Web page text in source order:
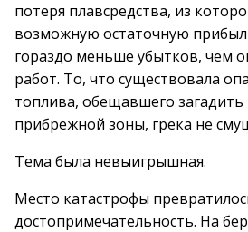
потеря плавсредства, из
возможную остаточную
гораздо меньше убытков, чем
работ. То, что существовала
топлива, обещавшего
прибрежной зоны, грека не
Тема была невыигрышная.
Место катастрофы
достопримечательность. На